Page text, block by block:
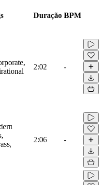
Duração BPM
2:02 -
2:06 -